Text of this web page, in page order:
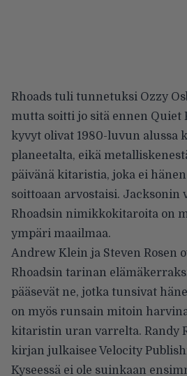
Rhoads tuli tunnetuksi Ozzy
mutta soitti jo sitä ennen Quiet
kyvyt olivat 1980-luvun alussa
planeetalta, eikä
päivänä kitaristia, joka ei
soittoaan arvostaisi. Jacksonin
Rhoadsin nimikkokitaroita on
ympäri maailmaa.
Andrew Klein ja Steven Rosen
Rhoadsin tarinan
pääsevät ne, jotka tunsivat
on myös runsain mitoin
kitaristin uran varrelta. Randy
kirjan julkaisee Velocity
Kyseessä ei ole suinkaan